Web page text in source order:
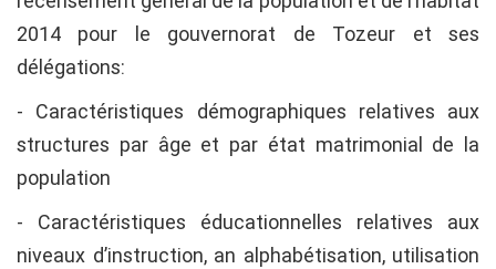
2014 pour le gouvernorat de Tozeur et ses
délégations:
- Caractéristiques démographiques relatives aux
structures par âge et par état matrimonial de la
population
- Caractéristiques éducationnelles relatives aux
niveaux d’instruction, an alphabétisation, utilisation